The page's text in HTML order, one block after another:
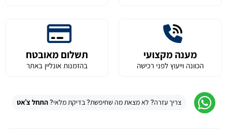
מענה מקצועי
הכוונה וייעוץ לפני רכישה
תשלום מאובטח
בהזמנות אונליין באתר
צריך עזרה? לא מצאת מה שחיפשת? בדיקת מלאי?התחל צ'אט